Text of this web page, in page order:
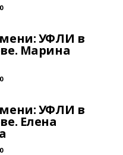
УФЛИ в
Марина
УФЛИ в
Елена